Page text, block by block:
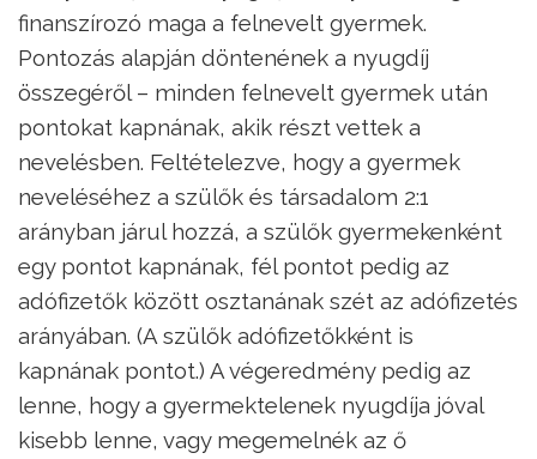
finanszírozó maga a felnevelt gyermek.
Pontozás alapján döntenének a nyugdíj
összegéről – minden felnevelt gyermek után
pontokat kapnának, akik részt vettek a
nevelésben. Feltételezve, hogy a gyermek
neveléséhez a szülők és társadalom 2:1
arányban járul hozzá, a szülők gyermekenként
egy pontot kapnának, fél pontot pedig az
adófizetők között osztanának szét az adófizetés
arányában. (A szülők adófizetőkként is
kapnának pontot.) A végeredmény pedig az
lenne, hogy a gyermektelenek nyugdíja jóval
kisebb lenne, vagy megemelnék az ő